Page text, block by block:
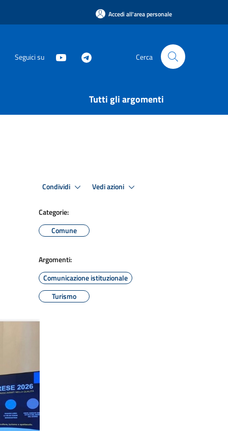
Accedi all'area personale
Seguici su Cerca
Tutti gli argomenti
Condividi Vedi azioni
Categorie:
Comune
Argomenti:
Comunicazione istituzionale
Turismo